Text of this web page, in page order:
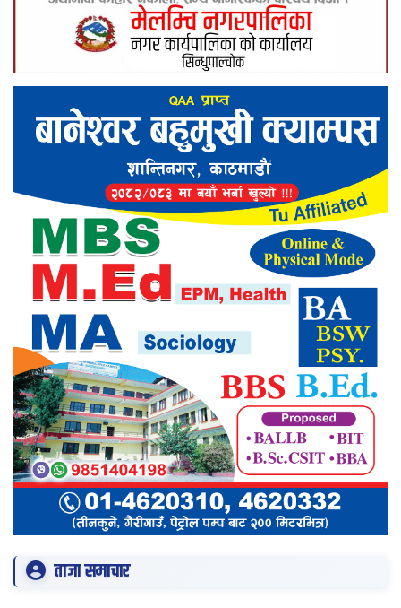
ताजा समाचार